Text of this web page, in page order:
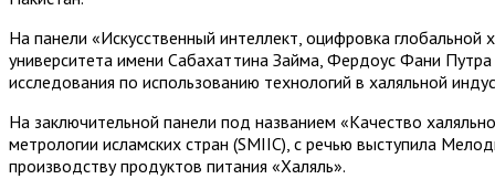
На панели «Искусственный интеллект, оцифровка
университета имени Сабахаттина Займа, Фердоус Фани
исследования по использованию технологий в халяльной
На заключительной панели под названием «Качество
метрологии исламских стран (SMIIC), с речью выступила
производству продуктов питания «Халяль».